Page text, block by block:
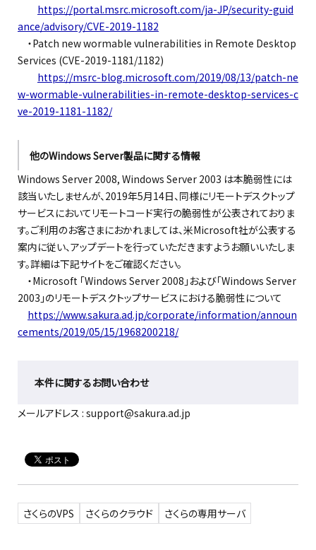
https://portal.msrc.microsoft.com/ja-JP/security-guid
ance/advisory/CVE-2019-1182
・Patch new wormable vulnerabilities in Remote Desktop
Services (CVE-2019-1181/1182)
https://msrc-blog.microsoft.com/2019/08/13/patch-ne
w-wormable-vulnerabilities-in-remote-desktop-services-c
ve-2019-1181-1182/
他のWindows Server製品に関する情報
Windows Server 2008, Windows Server 2003 は本脆弱性には
該当いたしませんが、2019年5月14日、同様にリモートデスクトップ
サービスにおいてリモートコード実行の脆弱性が公表されておりま
す。ご利用のお客さまにおかれましては、米Microsoft社が公表する
案内に従い、アップデートを行っていただきますようお願いいたしま
す。詳細は下記サイトをご確認ください。
・Microsoft 「Windows Server 2008」および「Windows Server
2003」のリモートデスクトップサービスにおける脆弱性について
https://www.sakura.ad.jp/corporate/information/announ
cements/2019/05/15/1968200218/
本件に関するお問い合わせ
メールアドレス : support@sakura.ad.jp
さくらのVPS さくらのクラウド さくらの専用サーバ